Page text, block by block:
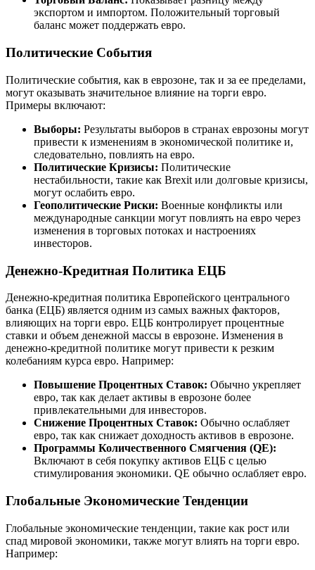
экспортом и импортом. Положительный торговый
баланс может поддержать евро.
Политические События
Политические события, как в еврозоне, так и за ее пределами,
могут оказывать значительное влияние на торги евро.
Примеры включают:
Выборы: Результаты выборов в странах еврозоны могут
привести к изменениям в экономической политике и,
следовательно, повлиять на евро.
Политические Кризисы: Политические
нестабильности, такие как Brexit или долговые кризисы,
могут ослабить евро.
Геополитические Риски: Военные конфликты или
международные санкции могут повлиять на евро через
изменения в торговых потоках и настроениях
инвесторов.
Денежно-Кредитная Политика ЕЦБ
Денежно-кредитная политика Европейского центрального
банка (ЕЦБ) является одним из самых важных факторов,
влияющих на торги евро. ЕЦБ контролирует процентные
ставки и объем денежной массы в еврозоне. Изменения в
денежно-кредитной политике могут привести к резким
колебаниям курса евро. Например:
Повышение Процентных Ставок: Обычно укрепляет
евро, так как делает активы в еврозоне более
привлекательными для инвесторов.
Снижение Процентных Ставок: Обычно ослабляет
евро, так как снижает доходность активов в еврозоне.
Программы Количественного Смягчения (QE):
Включают в себя покупку активов ЕЦБ с целью
стимулирования экономики. QE обычно ослабляет евро.
Глобальные Экономические Тенденции
Глобальные экономические тенденции, такие как рост или
спад мировой экономики, также могут влиять на торги евро.
Например: